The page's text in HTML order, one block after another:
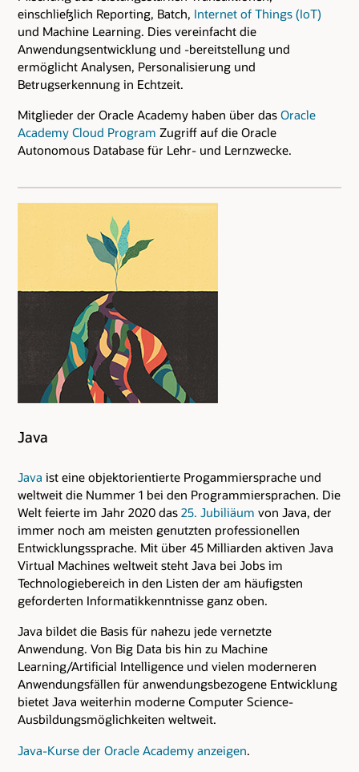
einschließlich Reporting, Batch, Internet of Things (IoT)
und Machine Learning. Dies vereinfacht die
Anwendungsentwicklung und -bereitstellung und
ermöglicht Analysen, Personalisierung und
Betrugserkennung in Echtzeit.
Mitglieder der Oracle Academy haben über das Oracle
Academy Cloud Program Zugriff auf die Oracle
Autonomous Database für Lehr- und Lernzwecke.
Java
Java ist eine objektorientierte Progammiersprache und
weltweit die Nummer 1 bei den Programmiersprachen. Die
Welt feierte im Jahr 2020 das 25. Jubiliäum von Java, der
immer noch am meisten genutzten professionellen
Entwicklungssprache. Mit über 45 Milliarden aktiven Java
Virtual Machines weltweit steht Java bei Jobs im
Technologiebereich in den Listen der am häufigsten
geforderten Informatikkenntnisse ganz oben.
Java bildet die Basis für nahezu jede vernetzte
Anwendung. Von Big Data bis hin zu Machine
Learning/Artificial Intelligence und vielen moderneren
Anwendungsfällen für anwendungsbezogene Entwicklung
bietet Java weiterhin moderne Computer Science-
Ausbildungsmöglichkeiten weltweit.
Java-Kurse der Oracle Academy anzeigen.